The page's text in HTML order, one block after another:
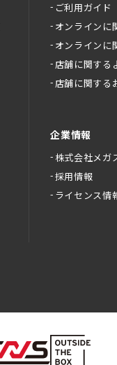
ご利用ガイド
オンラインに
オンラインに
店舗に関する
店舗に関する
企業情報
株式会社メガ
採用情報
ライセンス情